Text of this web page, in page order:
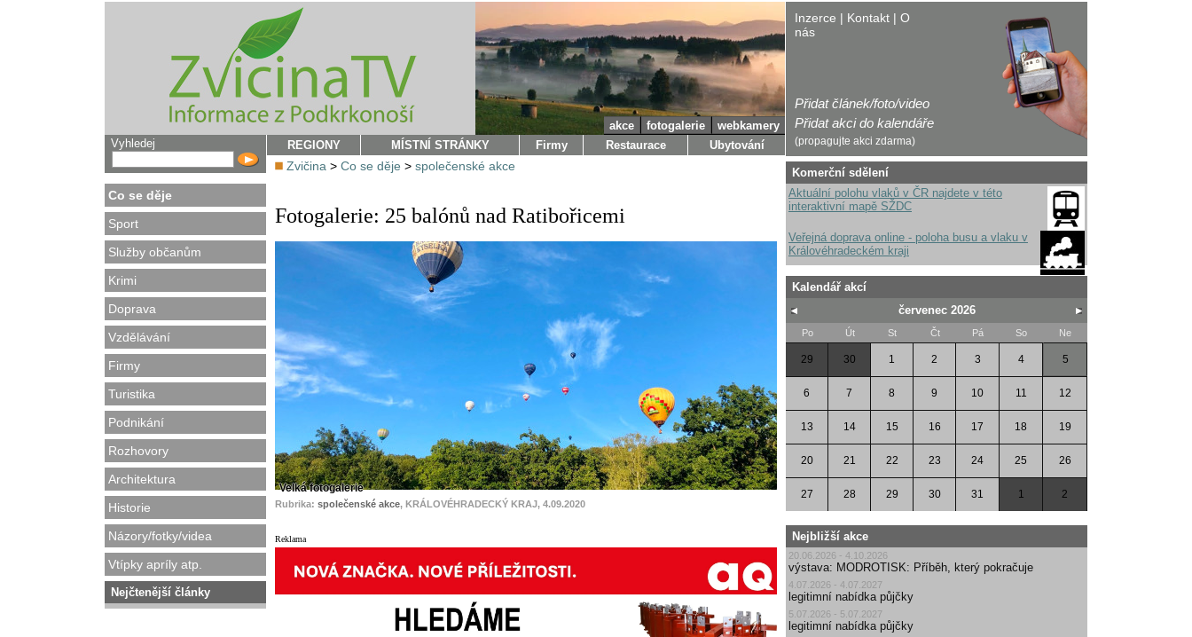
Vyhledej
Co se děje
Sport
Služby občanům
Krimi
Doprava
Vzdělávání
Firmy
Turistika
Podnikání
Rozhovory
Architektura
Historie
Názory/fotky/videa
Vtípky apríly atp.
Nejčtenější články
Inzerce | Kontakt | O
nás
Přidat článek/foto/video
Přidat akci do kalendáře
(propagujte akci zdarma)
akce fotogalerie
webkamery
REGIONY
MÍSTNÍ STRÁNKY Firmy Restaurace Ubytování
Zvičina > Co se děje > společenské akce
Fotogalerie: 25 balónů nad Ratibořicemi
Velká fotogalerie
Rubrika: společenské akce, KRÁLOVÉHRADECKÝ KRAJ, 4.09.2020
Reklama
Komerční sdělení
Aktuální polohu vlaků v ČR najdete v této
interaktivní mapě SŽDC
Veřejná doprava online - poloha busu a vlaku v
Královéhradeckém kraji
Kalendář akcí
červenec 2026
Po Út St Čt Pá So Ne
29 30 1 2 3 4 5
6 7 8 9 10 11 12
13 14 15 16 17 18 19
20 21 22 23 24 25 26
27 28 29 30 31 1 2
Nejbližší akce
20.06.2026 - 4.10.2026
výstava: MODROTISK: Příběh, který pokračuje
4.07.2026 - 4.07.2027
legitimní nabídka půjčky
5.07.2026 - 5.07.2027
legitimní nabídka půjčky